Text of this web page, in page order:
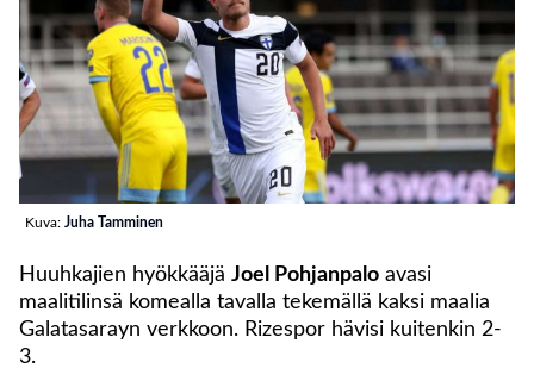
Kuva: Juha Tamminen
Huuhkajien hyökkääjä Joel Pohjanpalo avasi
maalitilinsä komealla tavalla tekemällä kaksi maalia
Galatasarayn verkkoon. Rizespor hävisi kuitenkin 2-
3.